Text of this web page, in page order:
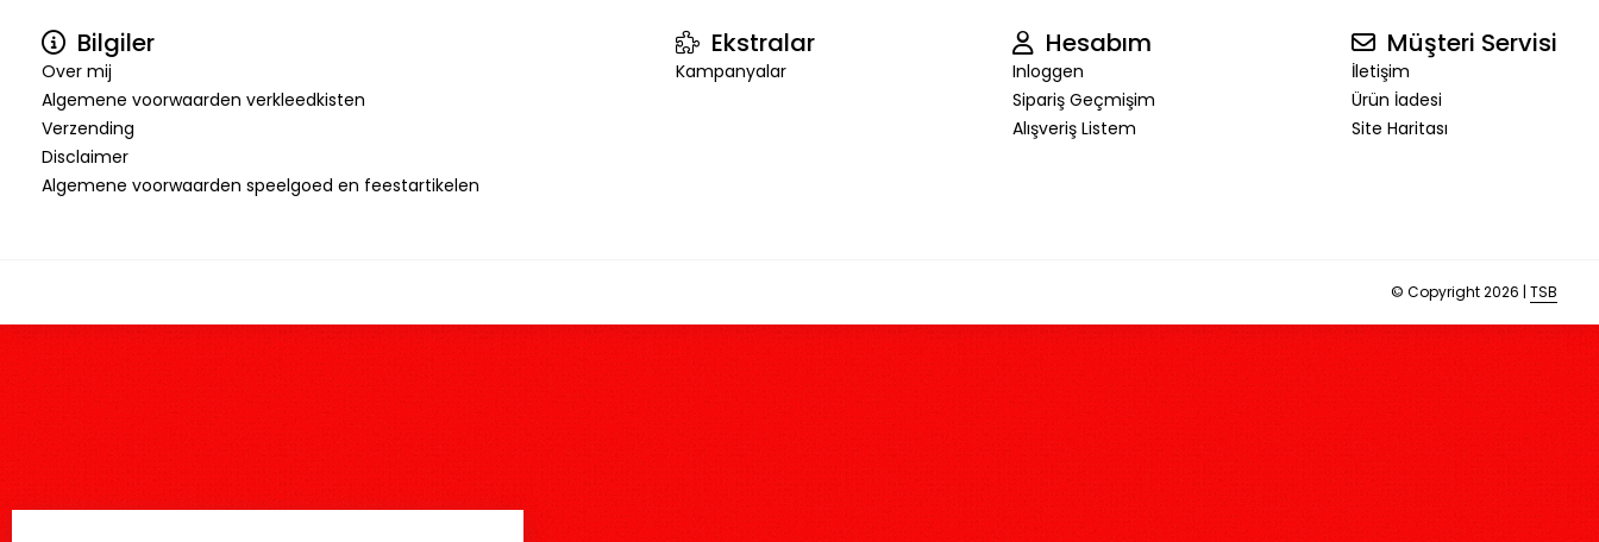
Bilgiler
Over mij
Algemene voorwaarden verkleedkisten
Verzending
Disclaimer
Algemene voorwaarden speelgoed en feestartikelen
Ekstralar
Kampanyalar
Hesabım
Inloggen
Sipariş Geçmişim
Alışveriş Listem
Müşteri Servisi
İletişim
Ürün İadesi
Site Haritası
© Copyright 2026 | TSB